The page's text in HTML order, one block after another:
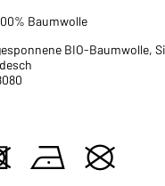
Baumwolle
BIO-Baumwolle,
n U